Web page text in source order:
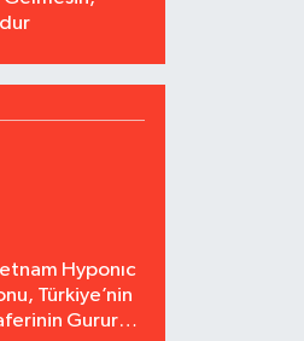
Hyponıc
Türkiye’nin
Gururu